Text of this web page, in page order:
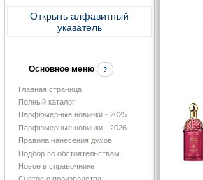
Открыть алфавитный
указатель
Основное меню ?
Главная страница
Полный каталог
Парфюмерные новинки - 2025
Парфюмерные новинки - 2026
Правила нанесения духов
Подбор по обстоятельствам
Новое в справочнике